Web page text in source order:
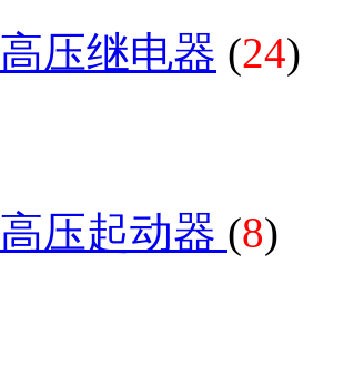
高压继电器 (24)
高压起动器 (8)